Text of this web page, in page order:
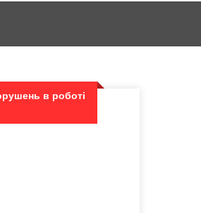
в роботі